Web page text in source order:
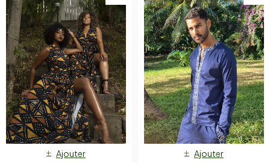
Ajouter Ajouter